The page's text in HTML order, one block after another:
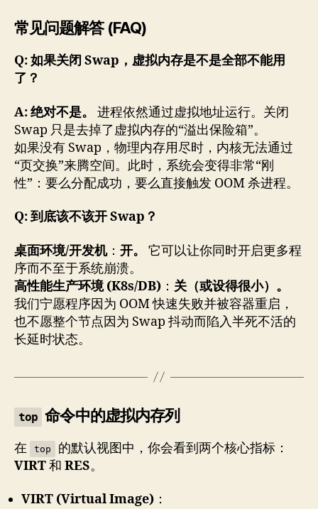
常见问题解答 (FAQ)
Q: 如果关闭 Swap，虚拟内存是不是全部不能用
了？
A:绝对不是。
进程依然通过虚拟地址运行。关闭
Swap 只是去掉了虚拟内存的“溢出保险箱”。
如果没有 Swap，物理内存用尽时，内核无法通过
“页交换”来腾空间。此时，系统会变得非常“刚
性”：要么分配成功，要么直接触发 OOM 杀进程。
Q: 到底该不该开 Swap？
桌面环境/开发机： 开。
它可以让你同时开启更多程
序而不至于系统崩溃。
高性能生产环境 (K8s/DB) ： 关（或设得很小）。
我们宁愿程序因为 OOM 快速失败并被容器重启，
也不愿整个节点因为 Swap 抖动而陷入半死不活的
长延时状态。
top 命令中的虚拟内存列
在 top
的默认视图中，你会看到两个核心指标：
VIRT和 RES。
VIRT (Virtual Image) ：